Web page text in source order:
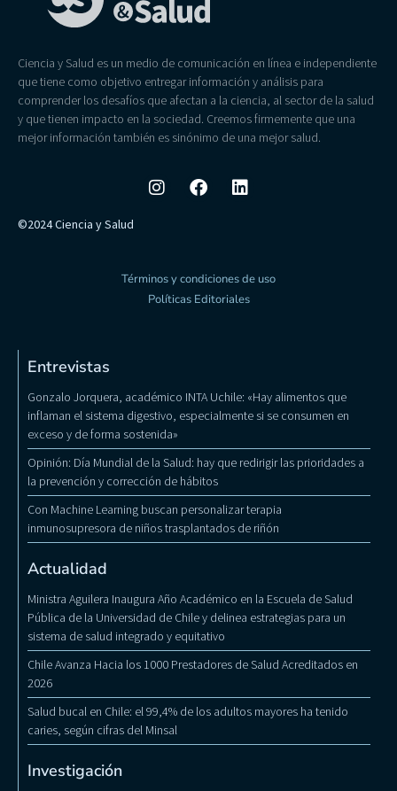
Ciencia y Salud es un medio de comunicación en línea e independiente
que tiene como objetivo entregar información y análisis para
comprender los desafíos que afectan a la ciencia, al sector de la salud
y que tienen impacto en la sociedad. Creemos firmemente que una
mejor información también es sinónimo de una mejor salud.
©2024 Ciencia y Salud
Términos y condiciones de uso
Políticas Editoriales
Entrevistas
Gonzalo Jorquera, académico INTA Uchile: «Hay alimentos que
inflaman el sistema digestivo, especialmente si se consumen en
exceso y de forma sostenida»
Opinión: Día Mundial de la Salud: hay que redirigir las prioridades a
la prevención y corrección de hábitos
Con Machine Learning buscan personalizar terapia
inmunosupresora de niños trasplantados de riñón
Actualidad
Ministra Aguilera Inaugura Año Académico en la Escuela de Salud
Pública de la Universidad de Chile y delinea estrategias para un
sistema de salud integrado y equitativo
Chile Avanza Hacia los 1000 Prestadores de Salud Acreditados en
2026
Salud bucal en Chile: el 99,4% de los adultos mayores ha tenido
caries, según cifras del Minsal
Investigación